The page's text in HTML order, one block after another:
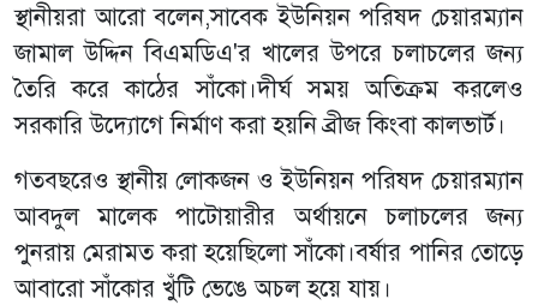
স্থানীয়রা আরো বলেন,সাবেক ইউনিয়ন পরিষদ চেয়ারম্যান
জামাল উদ্দিন বিএমডিএ'র খালের উপরে চলাচলের জন্য
তৈরি করে কাঠের সাঁকো।দীর্ঘ সময় অতিক্রম করলেও
সরকারি উদ্যোগে নির্মাণ করা হয়নি ব্রীজ কিংবা কালভার্ট।
গতবছরেও স্থানীয় লোকজন ও ইউনিয়ন পরিষদ চেয়ারম্যান
আবদুল মালেক পাটোয়ারীর অর্থায়নে চলাচলের জন্য
পুনরায় মেরামত করা হয়েছিলো সাঁকো।বর্ষার পানির তোড়ে
আবারো সাঁকোর খুঁটি ভেঙে অচল হয়ে যায়।